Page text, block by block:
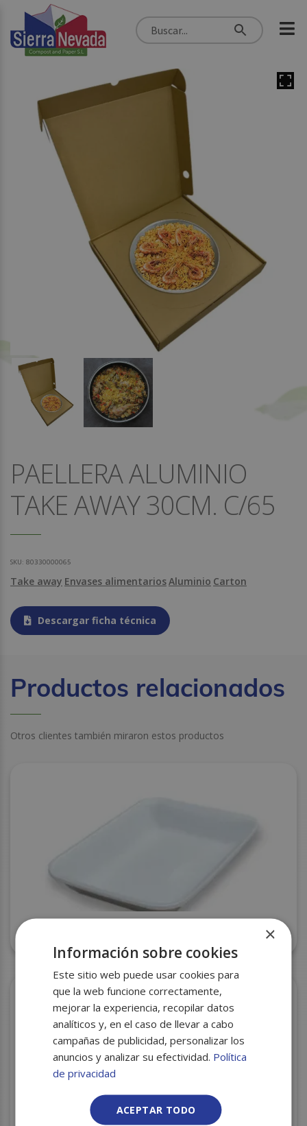
PAELLERA ALUMINIO
TAKE AWAY 30CM. C/65
SKU: 80330000065
Take away Envases alimentariosAluminio Carton
Descargar ficha técnica
Productos relacionados
Otros clientes también miraron estos productos
BANDEJA CORCHO SJ4-40 (199) 233X315X40 S/350
×
Información sobre cookies
Este sitio web puede usar cookies para
que la web funcione correctamente,
mejorar la experiencia, recopilar datos
analíticos y, en el caso de llevar a cabo
campañas de publicidad, personalizar los
anuncios y analizar su efectividad. Política
de privacidad
ACEPTAR TODO